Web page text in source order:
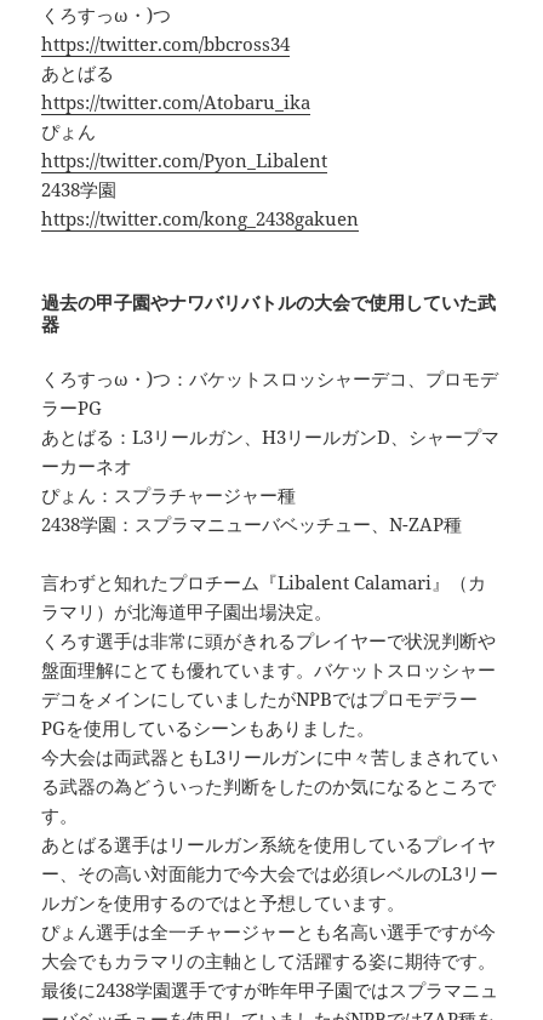
くろすっω・)つ
https://twitter.com/bbcross34
あとばる
https://twitter.com/Atobaru_ika
ぴょん
https://twitter.com/Pyon_Libalent
2438学園
https://twitter.com/kong_2438gakuen
過去の甲子園やナワバリバトルの大会で使用していた武
器
くろすっω・)つ：バケットスロッシャーデコ、プロモデ
ラーPG
あとばる：L3リールガン、H3リールガンD、シャープマ
ーカーネオ
ぴょん：スプラチャージャー種
2438学園：スプラマニューバベッチュー、N-ZAP種
言わずと知れたプロチーム『Libalent Calamari』（カ
ラマリ）が北海道甲子園出場決定。
くろす選手は非常に頭がきれるプレイヤーで状況判断や
盤面理解にとても優れています。バケットスロッシャー
デコをメインにしていましたがNPBではプロモデラー
PGを使用しているシーンもありました。
今大会は両武器ともL3リールガンに中々苦しまされてい
る武器の為どういった判断をしたのか気になるところで
す。
あとばる選手はリールガン系統を使用しているプレイヤ
ー、その高い対面能力で今大会では必須レベルのL3リー
ルガンを使用するのではと予想しています。
ぴょん選手は全一チャージャーとも名高い選手ですが今
大会でもカラマリの主軸として活躍する姿に期待です。
最後に2438学園選手ですが昨年甲子園ではスプラマニュ